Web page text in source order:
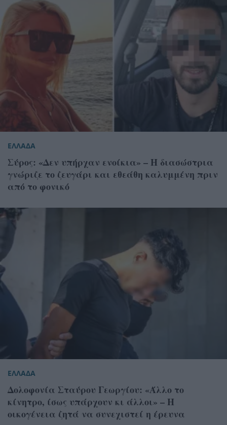
ΕΛΛΑΔΑ
Σύρος: «Δεν υπήρχαν ενοίκια» – Η διασώστρια
γνώριζε το ζευγάρι και εθεάθη καλυμμένη πριν
από το φονικό
ΕΛΛΑΔΑ
Δολοφονία Σταύρου Γεωργίου: «Άλλο το
κίνητρο, ίσως υπάρχουν κι άλλοι» – Η
οικογένεια ζητά να συνεχιστεί η έρευνα